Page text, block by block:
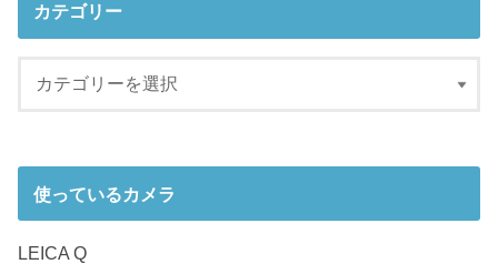
カテゴリー
使っているカメラ
LEICA Q